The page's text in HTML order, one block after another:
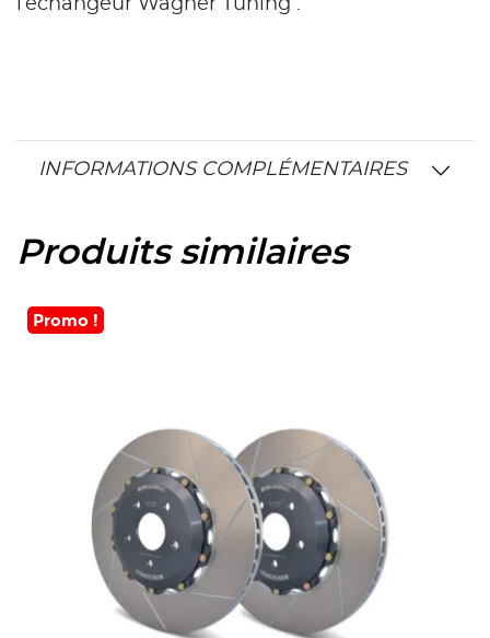
l’échangeur Wagner Tuning .
INFORMATIONS COMPLÉMENTAIRES
Produits similaires
Promo !